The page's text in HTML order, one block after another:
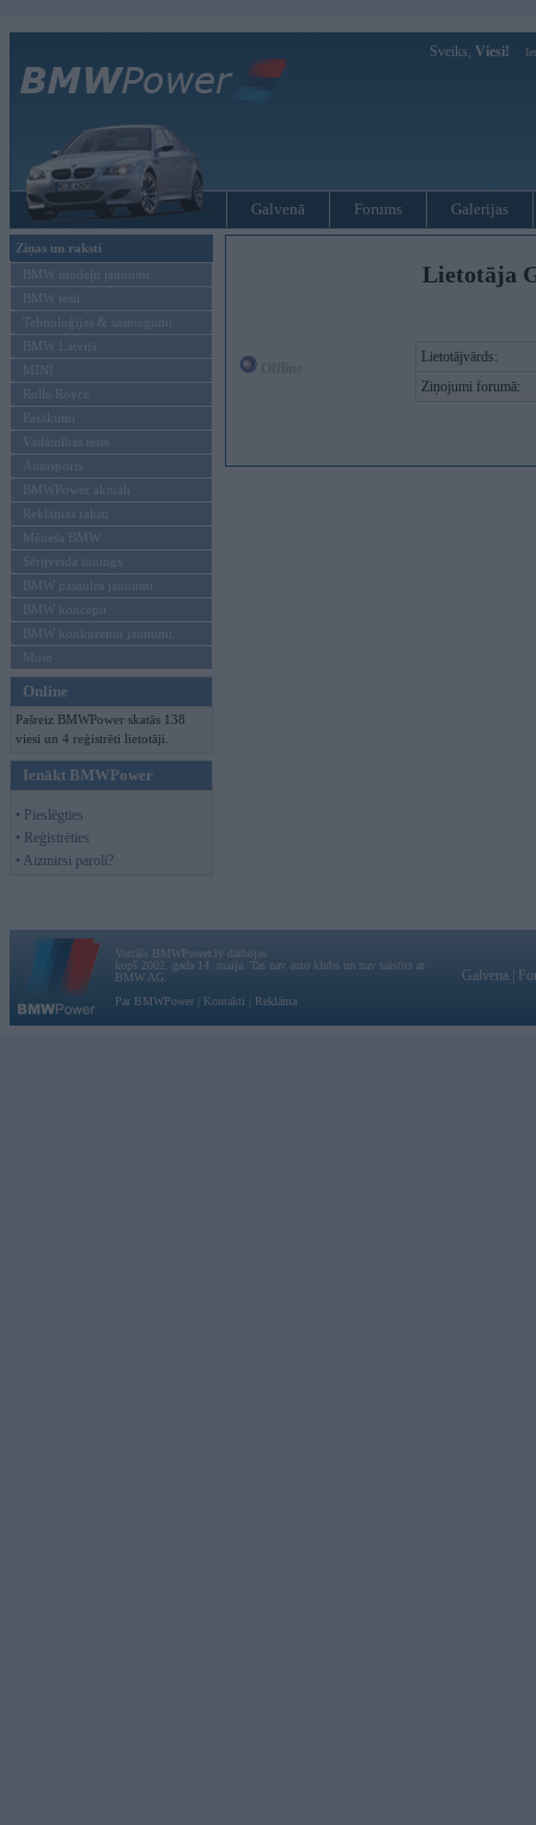
Sveiks, Viesi!
Galvenā Forums Galerijas
Ziņas un raksti
BMW modeļu jaunumi
BMW testi
Tehnoloģijas & sasniegumi
BMW Latvijā
MINI
Rolls-Royce
Pasākumi
Vadāmības tests
Autosports
BMWPower aktuāli
Reklāmas raksti
Mēneša BMW
Sērijveida tūnings
BMW pasaules jaunumi
BMW koncepti
BMW konkurentu jaunumi
Moto
Online
Pašreiz BMWPower skatās 138
viesi un 4 reģistrēti lietotāji.
Ienākt BMWPower
• Pieslēgties
• Reģistrēties
• Aizmirsi paroli?
Lietotāja
Lietotājvārds:
Ziņojumi forumā:
Vortāls BMWPower.lv darbojas
kopš 2002. gada 14. maija. Tas nav auto klubs un nav saistīts ar
BMW AG.
Par BMWPower
Kontakti Reklāma
Galvena